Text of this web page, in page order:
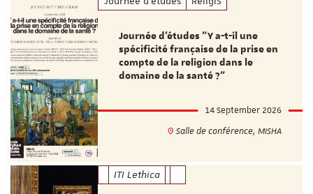
Journée d’études "Y a-t-il une
spécificité française de la prise en
compte de la religion dans le
domaine de la santé ?"
14 September 2026
Salle de conférence, MISHA
ITI Lethica